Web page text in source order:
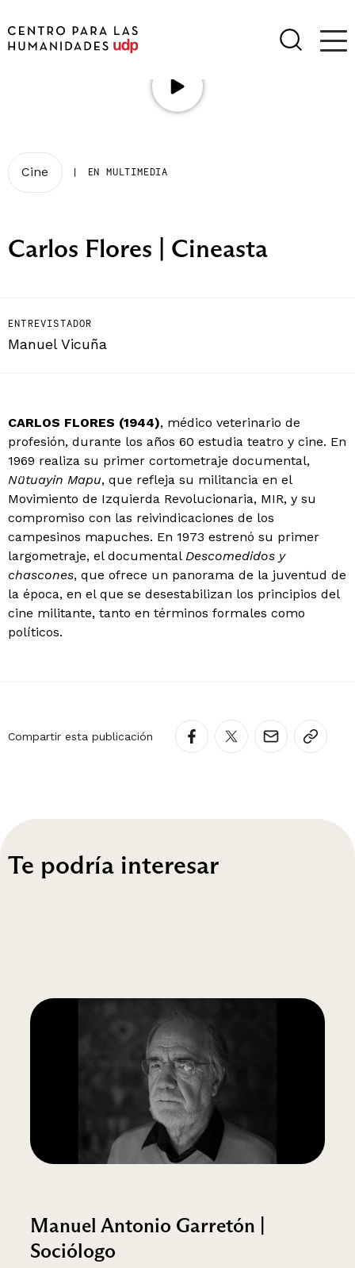
Cine | EN MULTIMEDIA
Carlos Flores | Cineasta
ENTREVISTADOR
Manuel Vicuña
CARLOS FLORES (1944), médico veterinario de
profesión, durante los años 60 estudia teatro y cine. En
1969 realiza su primer cortometraje documental,
Nütuayin Mapu, que refleja su militancia en el
Movimiento de Izquierda Revolucionaria, MIR, y su
compromiso con las reivindicaciones de los
campesinos mapuches. En 1973 estrenó su primer
largometraje, el documental Descomedidos y
chascones, que ofrece un panorama de la juventud de
la época, en el que se desestabilizan los principios del
cine militante, tanto en términos formales como
políticos.
Compartir esta publicación
Te podría interesar
Manuel Antonio Garretón |
Sociólogo